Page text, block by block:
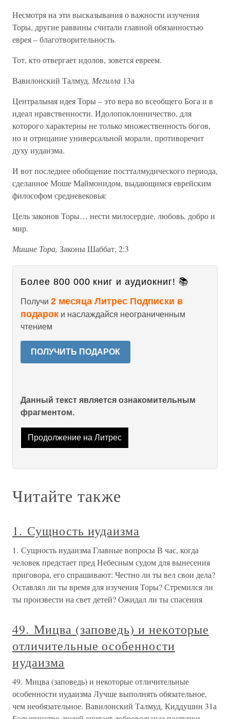
Несмотря на эти высказывания о важности изучения
Торы, другие раввины считали главной обязанностью
еврея – благотворительность.
Тот, кто отвергает идолов, зовется евреем.
Вавилонский Талмуд, Мегилла 13а
Центральная идея Торы – это вера во всеобщего Бога и в
идеал нравственности. Идолопоклонничество, для
которого характерны не только множественность богов,
но и отрицание универсальной морали, противоречит
духу иудаизма.
И вот последнее обобщение постталмудического периода,
сделанное Моше Маймонидом, выдающимся еврейским
философом средневековья:
Цель законов Торы… нести милосердие, любовь, добро и
мир.
Мишне Тора, Законы Шаббат, 2:3
Более 800 000 книг и аудиокниг! 📚
Получи 2 месяца Литрес Подписки в
подарок и наслаждайся неограниченным
чтением
ПОЛУЧИТЬ ПОДАРОК
Данный текст является ознакомительным
фрагментом.
Продолжение на Литрес
Читайте также
1. Сущность иудаизма
1. Сущность иудаизма Главные вопросы В час, когда
человек предстает пред Небесным судом для вынесения
приговора, его спрашивают: Честно ли ты вел свои дела?
Оставлял ли ты время для изучения Торы? Стремился ли
ты произвести на свет детей? Ожидал ли ты спасения
49. Мицва (заповедь) и некоторые
отличительные особенности
иудаизма
49. Мицва (заповедь) и некоторые отличительные
особенности иудаизма Лучше выполнять обязательное,
чем необязательное. Вавилонский Талмуд, Киддушин 31а